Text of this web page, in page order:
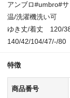
アンブロ#umbro#
温/洗濯機洗い可
ゆき丈/着丈 120/
140/42/104/47/-/
特徴
商品番号